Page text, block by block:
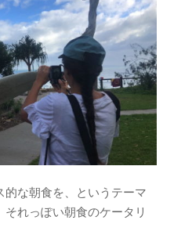
な朝食を、というテーマ
れっぽい朝食のケータリ